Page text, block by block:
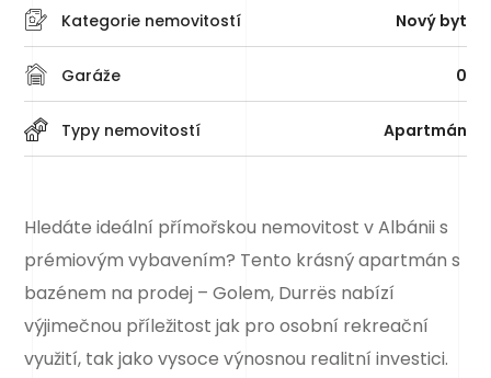
Kategorie nemovitostí Nový byt
Garáže 0
Typy nemovitostí Apartmán
Hledáte ideální přímořskou nemovitost v Albánii s
prémiovým vybavením? Tento krásný apartmán s
bazénem na prodej – Golem, Durrës nabízí
výjimečnou příležitost jak pro osobní rekreační
využití, tak jako vysoce výnosnou realitní investici.